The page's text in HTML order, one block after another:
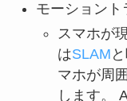
モーショント
スマホが
はSLAM
マホが周
します。